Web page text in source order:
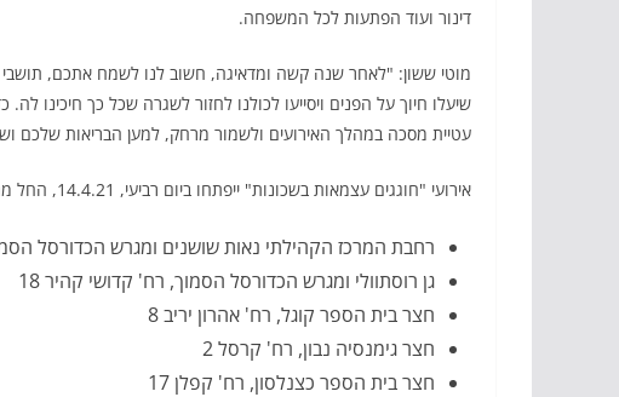
דינור ועוד הפתעות לכל המשפחה.
מוטי ששון: "לאחר שנה קשה ומדאיגה, חשוב לנו לשמח אתכם, תושבי
שיעלו חיוך על הפנים ויסייעו לכולנו לחזור לשגרה שכל כך
עטיית מסכה במהלך האירועים ולשמור מרחק, למען הבריאות שלכם
אירועי "חוגגים עצמאות בשכונות" ייפתחו ביום רביעי, 14.4.21, החל מהשעה 20:15 ויתקיימו במיקומים הבאים –
רחבת המרכז הקהילתי נאות שושנים ומגרש הכדורסל
גן רוסתוולי ומגרש הכדורסל הסמוך, רח' קדושי קהיר 18
חצר בית הספר קוגל, רח' אהרון יריב 8
חצר גימנסיה נבון, רח' קרסל 2
חצר בית הספר כצנלסון, רח' קפלן 17